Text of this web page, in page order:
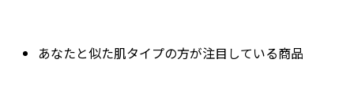
あなたと似た肌タイプの方が注目している商品